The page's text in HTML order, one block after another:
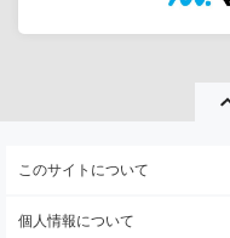
このサイトについて
個人情報について